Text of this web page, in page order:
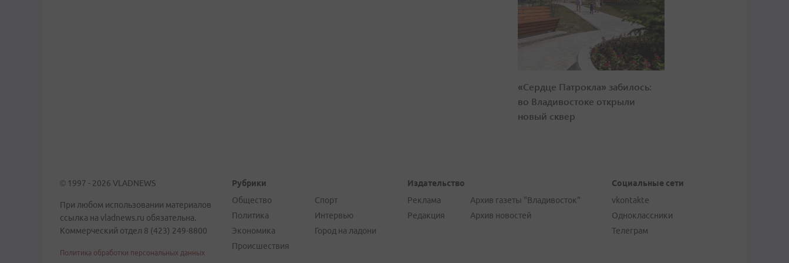
«Сердце Патрокла» забилось:
во Владивостоке открыли
новый сквер
© 1997 - 2026 VLADNEWS
При любом использовании материалов
ссылка на vladnews.ru обязательна.
Коммерческий отдел 8 (423) 249-8800
Политика обработки персональных данных
Рубрики
Общество
Политика
Экономика
Происшествия
Спорт
Интервью
Город на ладони
Издательство
Реклама
Редакция
Архив газеты "Владивосток"
Архив новостей
Социальные сети
vkontakte
Одноклассники
Телеграм